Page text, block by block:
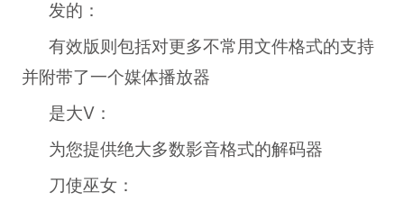
发的：
有效版则包括对更多不常用文件格式的支持
并附带了一个媒体播放器
是大V：
为您提供绝大多数影音格式的解码器
刀使巫女：